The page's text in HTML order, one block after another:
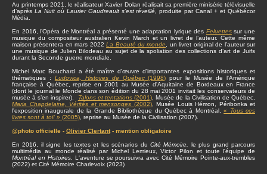
Au printemps 2021, le réalisateur Xavier Dolan réalisait sa première minisérie télévisuelle
d’après La Nuit où Laurier Gaudreault s’est réveillé,produite par Canal + et Québécor
Média.
En 2016, l’Opéra de Montréal a présenté une adaptation lyrique des Feluettessur une
musique du compositeur australien Kevin March et un livret de l’auteur. Cette même
maison présentera en mars 2022La Beauté du monde
, un livret original de l’auteur sur
une musique de Julien Bilodeau au sujet de la spoliation des collections d’art de Juifs
durant la Seconde guerre mondiale.
Michel Marc Bouchard a été maître d'œuvre d'importantes expositions historiques et
thématiques : Ludovica, Histoires de Québec(1998) pour le Musée de l'Amérique
française à Québec, reprise en 2001 au Musée d'Aquitaine de Bordeaux en France
(dont le journal le Monde dans son édition du 28 mai 2001 invitait les conservateurs de
musée à s’en inspirer).
Talons et tentations(2001) , Musée de la Civilisation de Québec,
Maria Chapdelaine, Vérités et mensonges (2002), Musée Louis Hémon, Péribonka et
l'exposition inaugurale de la Grande Bibliothèque du Québec à Montréal,« Tous ces
livres sont à toi! » (2005) , reprise au Musée de la Civilisation (2007).
@photo officielle - Olivier Clertant- mention obligatoire
En 2016, il signe les textes et les scénarios du Cité Mémoire, le plus grand parcours
multimédia au monde réalisé par Michel Lemieux, Victor Pilon et toute l'équipe de
Montréal en Histoires. L'aventure se poursuivra avec Cité Mémoire Pointe-aux-trembles
(2022) et Cité Mémoire Charlevoix (2023)